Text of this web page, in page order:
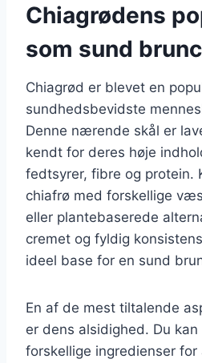
Chiagrødens
som sund
Chiagrød er blevet en
sundhedsbevidste
Denne nærende skål er
kendt for deres høje
fedtsyrer, fibre og protein.
chiafrø med forskellige
eller plantebaserede
cremet og fyldig
ideel base for en sund
En af de mest tiltalende
er dens alsidighed. Du
forskellige ingredienser